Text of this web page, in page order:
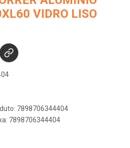
VIDRO LISO
7898706344404
7898706344404